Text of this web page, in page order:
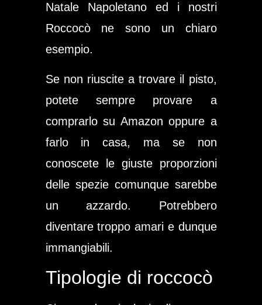
Natale Napoletano ed i nostri
Roccocò ne sono un chiaro
esempio.
Se non riuscite a trovare il pisto,
potete sempre provare a
comprarlo su Amazon oppure a
farlo in casa, ma se non
conoscete le giuste proporzioni
delle spezie comunque sarebbe
un azzardo. Potrebbero
diventare troppo amari e dunque
immangiabili.
Tipologie di roccocò